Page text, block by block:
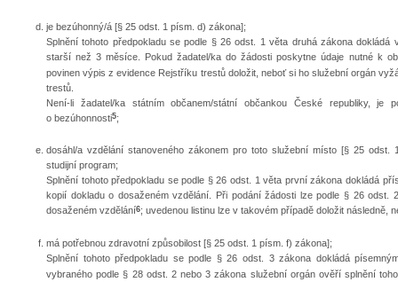
je bezúhonný/á [§ 25 odst. 1 písm. d) zákona];
Splnění tohoto předpokladu se podle § 26 odst. 1 věta druhá zákona
starší než 3 měsíce. Pokud žadatel/ka do žádosti poskytne údaje nutné k
povinen výpis z evidence Rejstříku trestů doložit, neboť si ho služební orgán
trestů.
Není-li žadatel/ka státním občanem/státní občankou České republiky, je
o bezúhonnosti5;
dosáhl/a vzdělání stanoveného zákonem pro toto služební místo [§ 25
studijní program;
Splnění tohoto předpokladu se podle § 26 odst. 1 věta první zákona dokládá
kopií dokladu o dosaženém vzdělání. Při podání žádosti lze podle § 26 odst.
dosaženém vzdělání6; uvedenou listinu lze v takovém případě doložit následně,
má potřebnou zdravotní způsobilost [§ 25 odst. 1 písm. f) zákona];
Splnění tohoto předpokladu se podle § 26 odst. 3 zákona dokládá
vybraného podle § 28 odst. 2 nebo 3 zákona služební orgán ověří splnění